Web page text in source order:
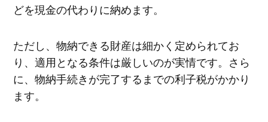
どを現金の代わりに納めます。
ただし、物納できる財産は細かく定められてお
り、適用となる条件は厳しいのが実情です。さら
に、物納手続きが完了するまでの利子税がかかり
ます。